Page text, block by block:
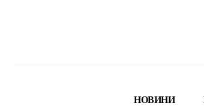
НОВИНИ